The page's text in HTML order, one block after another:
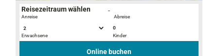
g
e
Reisezeitraum wählen
Anreise
-
Abreise
Erwachsene
0
Kinder
Online buchen